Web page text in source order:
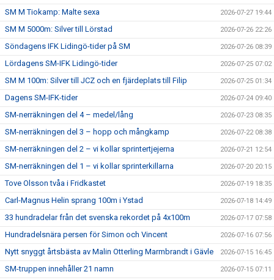
SM M Tiokamp: Malte sexa 2026-07-27 19:44
SM M 5000m: Silver till Lörstad 2026-07-26 22:26
Söndagens IFK Lidingö-tider på SM 2026-07-26 08:39
Lördagens SM-IFK Lidingö-tider 2026-07-25 07:02
SM M 100m: Silver till JCZ och en fjärdeplats till Filip 2026-07-25 01:34
Dagens SM-IFK-tider 2026-07-24 09:40
SM-nerräkningen del 4 – medel/lång 2026-07-23 08:35
SM-nerräkningen del 3 – hopp och mångkamp 2026-07-22 08:38
SM-nerräkningen del 2 – vi kollar sprintertjejerna 2026-07-21 12:54
SM-nerräkningen del 1 – vi kollar sprinterkillarna 2026-07-20 20:15
Tove Olsson tvåa i Fridkastet 2026-07-19 18:35
Carl-Magnus Helin sprang 100m i Ystad 2026-07-18 14:49
33 hundradelar från det svenska rekordet på 4x100m 2026-07-17 07:58
Hundradelsnära persen för Simon och Vincent 2026-07-16 07:56
Nytt snyggt årtsbästa av Malin Otterling Marmbrandt i Gävle 2026-07-15 16:45
SM-truppen innehåller 21 namn 2026-07-15 07:11